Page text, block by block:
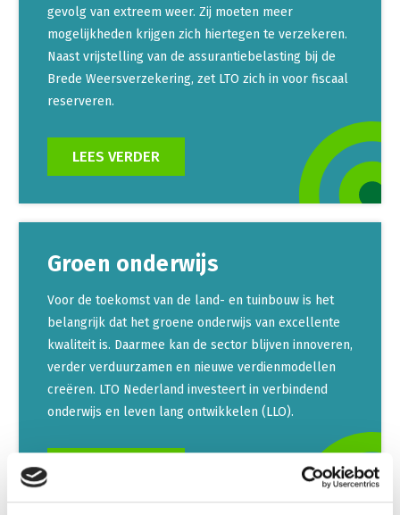
Vakgroepbestuurders
Contact
gevolg van extreem weer. Zij moeten meer
mogelijkheden krijgen zich hiertegen te verzekeren.
Naast vrijstelling van de assurantiebelasting bij de
Brede Weersverzekering, zet LTO zich in voor fiscaal
reserveren.
LEES VERDER
Groen onderwijs
Voor de toekomst van de land- en tuinbouw is het
belangrijk dat het groene onderwijs van excellente
kwaliteit is. Daarmee kan de sector blijven innoveren,
verder verduurzamen en nieuwe verdienmodellen
creëren. LTO Nederland investeert in verbindend
onderwijs en leven lang ontwikkelen (LLO).